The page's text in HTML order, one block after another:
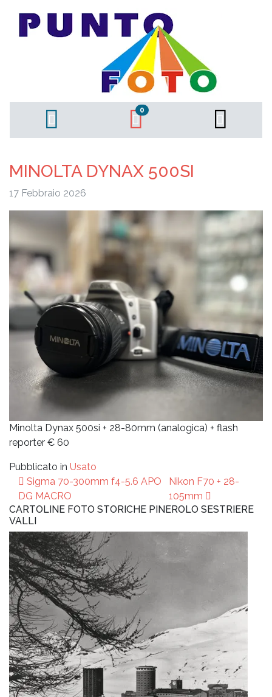
0
MINOLTA DYNAX 500SI
17 Febbraio 2026
Minolta Dynax 500si + 28-80mm (analogica) + flash
reporter € 60
Pubblicato in Usato
Navigazione
articoli
Sigma 70-300mm f4-5.6 APO
DG MACRO
Nikon F70 + 28-
105mm
CARTOLINE FOTO STORICHE PINEROLO SESTRIERE
VALLI